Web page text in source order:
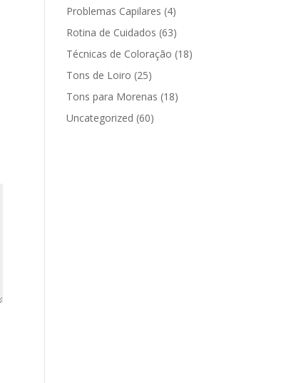
Problemas Capilares (4)
Rotina de Cuidados (63)
Técnicas de Coloração (18)
Tons de Loiro (25)
Tons para Morenas (18)
Uncategorized (60)